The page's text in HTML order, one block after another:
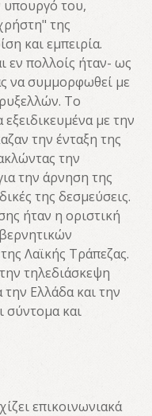
υπουργό του,
της
και εμπειρία.
εν πολλοίς ήταν- ως
να συμμορφωθεί με
Το
με την
την ένταξη της
την
την άρνηση της
της δεσμεύσεις.
ήταν η οριστική
Λαϊκής Τράπεζας.
τηλεδιάσκεψη
Ελλάδα και την
σύντομα και
επικοινωνιακά